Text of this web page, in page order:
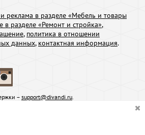
реклама в разделе «Мебель и товары
в разделе «Ремонт и стройка»,
, политика в отношении
данных, контактная информация.
– support@divandi.ru.